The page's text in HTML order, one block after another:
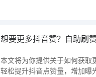
想要更多抖音赞？自助刷
本文将为你提供关于如何获取
轻松提升抖音点赞量，增加曝